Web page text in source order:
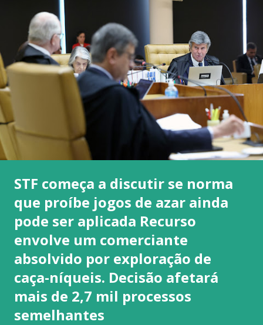
STF começa a discutir se norma
que proíbe jogos de azar ainda
pode ser aplicada Recurso
envolve um comerciante
absolvido por exploração de
caça-níqueis. Decisão afetará
mais de 2,7 mil processos
semelhantes